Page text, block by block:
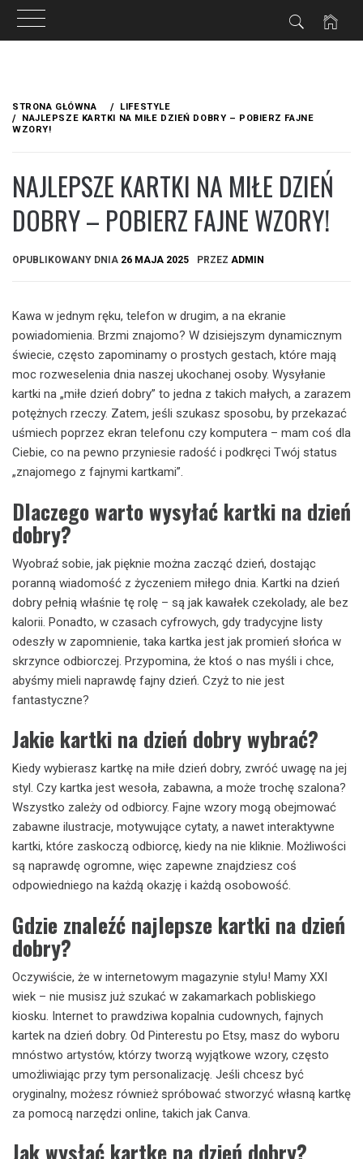
treści
STRONA GŁÓWNA
LIFESTYLE
NAJLEPSZE KARTKI NA MIŁE DZIEŃ DOBRY – POBIERZ FAJNE
WZORY!
NAJLEPSZE KARTKI NA MIŁE DZIEŃ
DOBRY – POBIERZ FAJNE WZORY!
OPUBLIKOWANY DNIA 26 MAJA 2025 PRZEZ ADMIN
Kawa w jednym ręku, telefon w drugim, a na ekranie
powiadomienia. Brzmi znajomo? W dzisiejszym dynamicznym
świecie, często zapominamy o prostych gestach, które mają
moc rozweselenia dnia naszej ukochanej osoby. Wysyłanie
kartki na „miłe dzień dobry” to jedna z takich małych, a zarazem
potężnych rzeczy. Zatem, jeśli szukasz sposobu, by przekazać
uśmiech poprzez ekran telefonu czy komputera – mam coś dla
Ciebie, co na pewno przyniesie radość i podkręci Twój status
„znajomego z fajnymi kartkami”.
Dlaczego warto wysyłać kartki na dzień
dobry?
Wyobraź sobie, jak pięknie można zacząć dzień, dostając
poranną wiadomość z życzeniem miłego dnia. Kartki na dzień
dobry pełnią właśnie tę rolę – są jak kawałek czekolady, ale bez
kalorii. Ponadto, w czasach cyfrowych, gdy tradycyjne listy
odeszły w zapomnienie, taka kartka jest jak promień słońca w
skrzynce odbiorczej. Przypomina, że ktoś o nas myśli i chce,
abyśmy mieli naprawdę fajny dzień. Czyż to nie jest
fantastyczne?
Jakie kartki na dzień dobry wybrać?
Kiedy wybierasz kartkę na miłe dzień dobry, zwróć uwagę na jej
styl. Czy kartka jest wesoła, zabawna, a może trochę szalona?
Wszystko zależy od odbiorcy. Fajne wzory mogą obejmować
zabawne ilustracje, motywujące cytaty, a nawet interaktywne
kartki, które zaskoczą odbiorcę, kiedy na nie kliknie. Możliwości
są naprawdę ogromne, więc zapewne znajdziesz coś
odpowiedniego na każdą okazję i każdą osobowość.
Gdzie znaleźć najlepsze kartki na dzień
dobry?
Oczywiście, że w internetowym magazynie stylu! Mamy XXI
wiek – nie musisz już szukać w zakamarkach pobliskiego
kiosku. Internet to prawdziwa kopalnia cudownych, fajnych
kartek na dzień dobry. Od Pinterestu po Etsy, masz do wyboru
mnóstwo artystów, którzy tworzą wyjątkowe wzory, często
umożliwiając przy tym personalizację. Jeśli chcesz być
oryginalny, możesz również spróbować stworzyć własną kartkę
za pomocą narzędzi online, takich jak Canva.
Jak wysłać kartkę na dzień dobry?